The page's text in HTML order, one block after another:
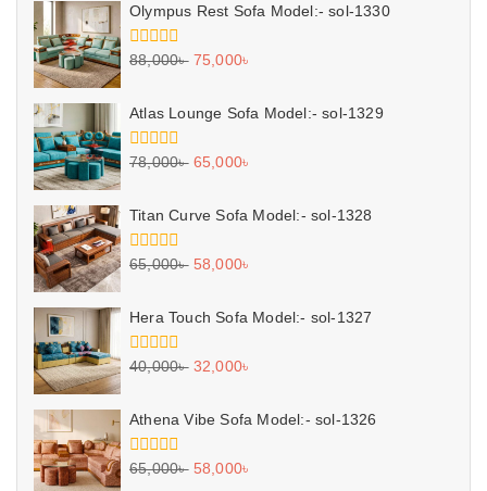
Olympus Rest Sofa Model:- sol-1330
0
5
88,000৳ 75,000৳
Atlas Lounge Sofa Model:- sol-1329
0
5
78,000৳ 65,000৳
Titan Curve Sofa Model:- sol-1328
0
5
65,000৳ 58,000৳
Hera Touch Sofa Model:- sol-1327
0
5
40,000৳ 32,000৳
Athena Vibe Sofa Model:- sol-1326
0
65,000৳ 58,000৳